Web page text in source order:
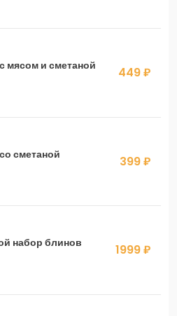
мясом и сметаной
449 ₽
сметаной
399 ₽
набор блинов
1999 ₽